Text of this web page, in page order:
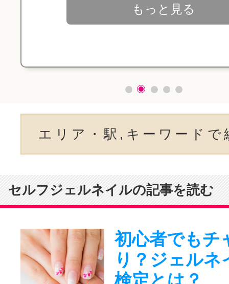
もっと見る
エリア・駅,キーワードで
セルフジェルネイルの記事を読む
初心者でもチ
り？ジェルネ
検定とは？